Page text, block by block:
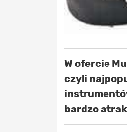
W ofercie
czyli
bardzo